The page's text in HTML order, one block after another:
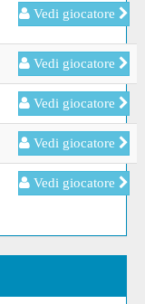
Vedi giocatore
Vedi giocatore
Vedi giocatore
Vedi giocatore
Vedi giocatore